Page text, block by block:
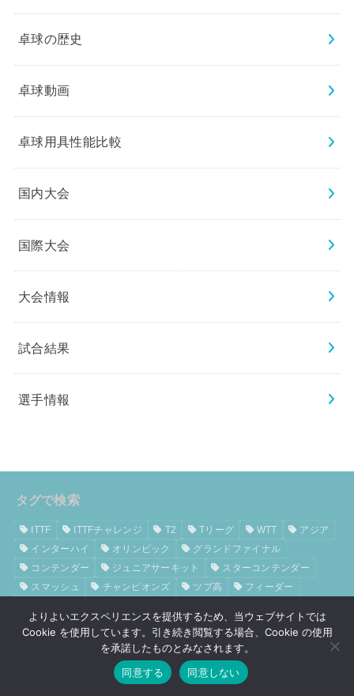
卓球の歴史
卓球動画
卓球用具性能比較
国内大会
国際大会
大会情報
試合結果
選手情報
タグで検索
ITTF ITTFチャレンジ T2 Tリーグ WTT
アジア
インターハイ
オリンピック
グランドファイナル
コンテンダー
ジュニアサーキット
スターコンテンダー
スマッシュ
チャンピオンズ ツブ高
フィーダー
ヨーロッパチャンピオンズリーグ
ワールドカップ
世界ジュニア選手権
世界ユース
世界卓球 世界選手権
全日本選手権 卓球
卓球ラバー性能比較表
よりよいエクスペリエンスを提供するため、当ウェブサイトでは
Cookie を使用しています。引き続き閲覧する場合、Cookie の使用
を承諾したものとみなされます。
同意する
同意しない